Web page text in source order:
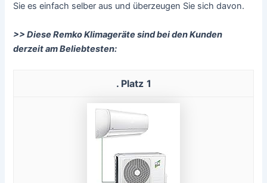
Sie es einfach selber aus und überzeugen Sie sich davon.
>> Diese Remko Klimageräte sind bei den Kunden
derzeit am Beliebtesten:
1